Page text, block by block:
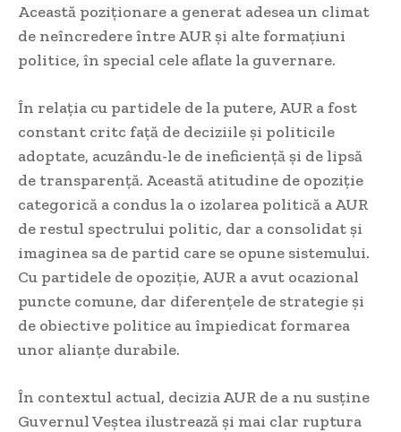
Această poziționare a generat adesea un climat
de neîncredere între AUR și alte formațiuni
politice, în special cele aflate la guvernare.
În relația cu partidele de la putere, AUR a fost
constant critc față de deciziile și politicile
adoptate, acuzându-le de ineficiență și de lipsă
de transparență. Această atitudine de opoziție
categorică a condus la o izolarea politică a AUR
de restul spectrului politic, dar a consolidat și
imaginea sa de partid care se opune sistemului.
Cu partidele de opoziție, AUR a avut ocazional
puncte comune, dar diferențele de strategie și
de obiective politice au împiedicat formarea
unor alianțe durabile.
În contextul actual, decizia AUR de a nu susține
Guvernul Veștea ilustrează și mai clar ruptura